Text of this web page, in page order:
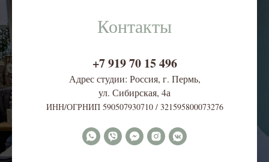
Контакты
+7 919 70 15 496
Адрес студии: Россия, г. Пермь,
ул. Сибирская, 4а
ИНН/ОГРНИП 590507930710 / 321595800073276